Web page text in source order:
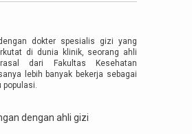
dokter spesialis gizi yang
di dunia klinik, seorang ahli
dari Fakultas Kesehatan
lebih banyak bekerja sebagai
populasi.